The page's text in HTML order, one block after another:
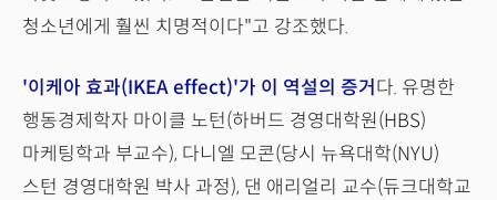
청소년에게 훨씬 치명적이다"고 강조했다.
'이케아 효과(IKEA effect)'가 이 역설의 증거 다. 유명한
행동경제학자 마이클 노턴(하버드 경영대학원(HBS)
마케팅학과 부교수), 다니엘 모콘(당시 뉴욕대학(NYU)
스턴 경영대학원 박사 과정), 댄 애리얼리 교수(듀크대학교